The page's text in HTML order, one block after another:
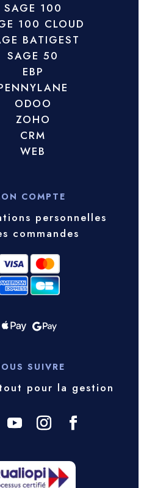
SAGE 100
100 CLOUD
BATIGEST
SAGE 50
EBP
ODOO
ZOHO
CRM
WEB
COMPTE
personnelles
commandes
SUIVRE
pour la gestion